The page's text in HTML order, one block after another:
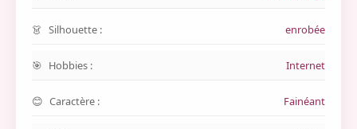
Silhouette : enrobée
Hobbies : Internet
Caractère : Fainéant